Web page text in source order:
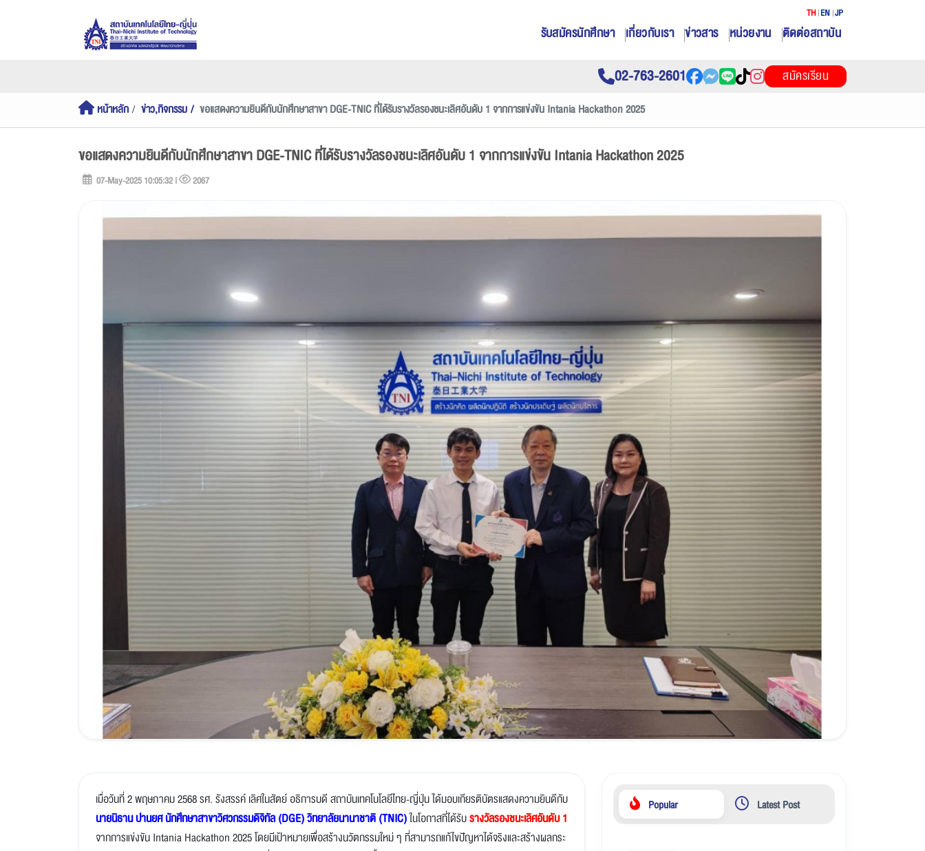
รับสมัครนักศึกษา เกี่ยวกับเรา ข่าวสาร หน่วยงาน ติดต่อสถาบัน
TH EN JP
02-763-2601 สมัครเรียน
หน้าหลัก ข่าว,กิจกรรม ขอแสดงความยินดีกับนักศึกษาสาขา DGE-TNIC ที่ได้รับรางวัลรองชนะเลิศอันดับ 1 จากการแข่งขัน Intania Hackathon 2025
ขอแสดงความยินดีกับนักศึกษาสาขา DGE-TNIC ที่ได้รับรางวัลรองชนะเลิศอันดับ 1 จากการแข่งขัน Intania Hackathon 2025
07-May-2025 10:05:32 | 2067
เมื่อวันที่ 2 พฤษภาคม 2568 รศ. รังสรรค์ เลิศในสัตย์ อธิการบดี สถาบันเทคโนโลยีไทย-ญี่ปุ่น ได้มอบเกียรติบัตรแสดงความยินดีกับ
นายนิธาน ปานยศ นักศึกษาสาขาวิศวกรรมดิจิทัล (DGE) วิทยาลัยนานาชาติ (TNIC)ในโอกาสที่ได้รับรางวัลรองชนะเลิศอันดับ 1
จากการแข่งขัน Intania Hackathon 2025 โดยมีเป้าหมายเพื่อสร้างนวัตกรรมใหม่ ๆ ที่สามารถแก้ไขปัญหาได้จริงและสร้างผลกระ
Popular Latest Post